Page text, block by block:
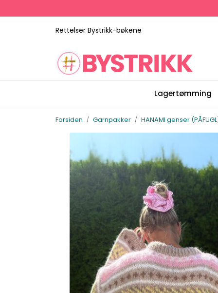
Rettelser Bystrikk-bøkene
Lagertømming
Forsiden Garnpakker HANAMI genser